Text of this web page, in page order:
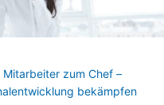
Mitarbeiter zum Chef –
bekämpfen